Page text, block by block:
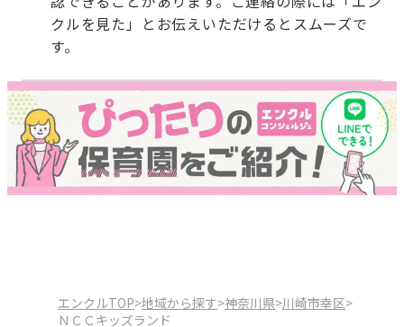
クルを見た」とお伝えいただけるとスムーズで
す。
エンクルTOP>地域から探す>神奈川県>川崎市幸区>
ＮＣＣキッズランド